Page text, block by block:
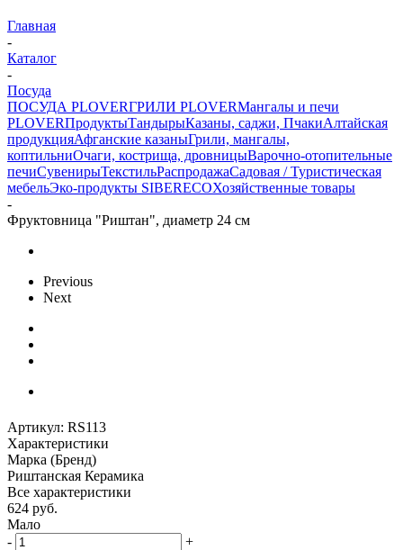
Главная
-
Каталог
-
Посуда
ПОСУДА PLOVERГРИЛИ PLOVERМангалы и печи
PLOVERПродуктыТандырыКазаны, саджи, ПчакиАлтайская
продукцияАфганские казаныГрили, мангалы,
коптильниОчаги, кострища, дровницыВарочно-отопительные
печиСувенирыТекстильРаспродажаСадовая / Туристическая
мебельЭко-продукты SIBERECOХозяйственные товары
-
Фруктовница "Риштан", диаметр 24 см
Previous
Next
Артикул: RS113
Характеристики
Марка (Бренд)
Риштанская Керамика
Все характеристики
624 руб.
Мало
-
+